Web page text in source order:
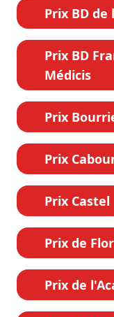
Prix BD de
Prix BD
Médicis
Prix
Prix
Prix Castel
Prix de
Prix de